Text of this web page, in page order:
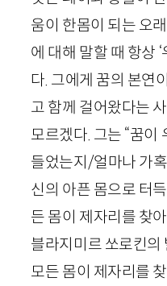
움이 한몸이 되는 오
에 대해 말할 때 항상
다. 그에게 꿈의 본연
고 함께 걸어왔다는
모르겠다. 그는 “꿈이
들었는지/얼마나 가
신의 아픈 몸으로 터
든 몸이 제자리를 찾
블라지미르 쏘로킨의
모든 몸이 제자리를